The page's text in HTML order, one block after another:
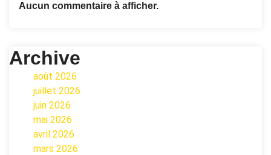
Aucun commentaire à afficher.
Archive
août 2026
juillet 2026
juin 2026
mai 2026
avril 2026
mars 2026